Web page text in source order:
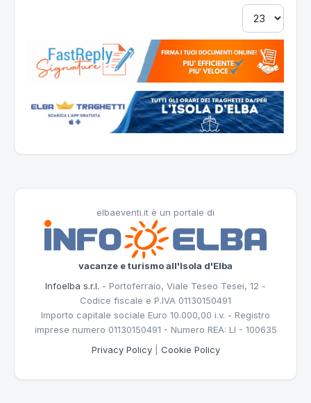
elbaeventi.it è un portale di
vacanze e turismo all'Isola d'Elba
Infoelba s.r.l. - Portoferraio, Viale Teseo Tesei, 12 -
Codice fiscale e P.IVA 01130150491
Importo capitale sociale Euro 10.000,00 i.v. - Registro
imprese numero 01130150491 - Numero REA: LI - 100635
Privacy Policy| Cookie Policy